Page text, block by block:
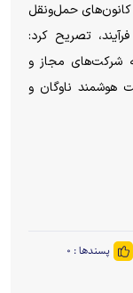
کانون‌های حمل‌ونقل
تصریح کرد:
شرکت‌های مجاز و
هوشمند ناوگان و
پسندها : ۰